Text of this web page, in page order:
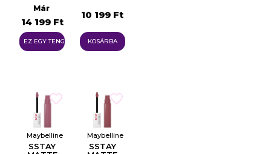
Már
14 199 Ft
EZ EGY TENGER
10 199 Ft
KOSÁRBA
Maybelline
SSTAY
Maybelline
SSTAY